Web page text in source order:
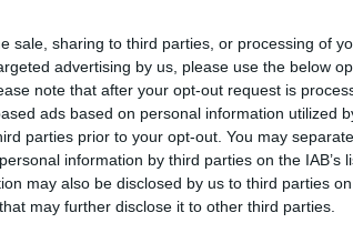
sale, sharing to third parties, or processing of
advertising by us, please use the below
note that after your opt-out request is
ads based on personal information utilized
parties prior to your opt-out. You may
information by third parties on the IAB’s
may also be disclosed by us to third parties
that may further disclose it to other third parties.